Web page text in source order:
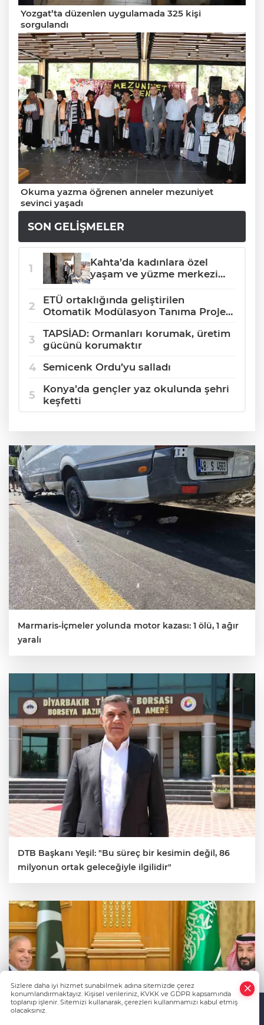
Yozgat’ta düzenlen uygulamada 325 kişi
sorgulandı
Okuma yazma öğrenen anneler mezuniyet
sevinci yaşadı
SON GELIŞMELER
Kahta’da kadınlara özel
yaşam ve yüzme merkezi
ETÜ ortaklığında geliştirilen
Otomatik Modülasyon Tanıma Projesi
TAPSİAD: Ormanları korumak, üretim
gücünü korumaktır
Semicenk Ordu’yu salladı
Konya’da gençler yaz okulunda şehri
keşfetti
Marmaris-İçmeler yolunda motor kazası: 1 ölü, 1 ağır
yaralı
DTB Başkanı Yeşil: "Bu süreç bir kesimin değil, 86
milyonun ortak geleceğiyle ilgilidir"
Sizlere daha iyi hizmet sunabilmek adına sitemizde çerez
konumlandırmaktayız. Kişisel verileriniz, KVKK ve GDPR kapsamında
toplanıp işlenir. Sitemizi kullanarak, çerezleri kullanmamızı kabul etmiş
olacaksınız.